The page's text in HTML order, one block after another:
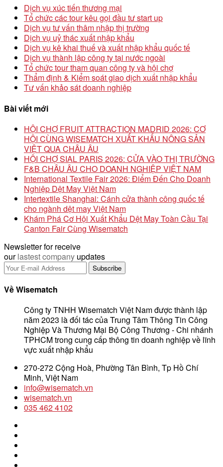
Dịch vụ xúc tiến thương mại
Tổ chức các tour kêu gọi đầu tư start up
Dịch vụ tư vấn thâm nhập thị trường
Dịch vụ uỷ thác xuất nhập khẩu
Dịch vụ kê khai thuế và xuất nhập khẩu quốc tế
Dịch vụ thành lập công ty tại nước ngoài
Tổ chức tour tham quan công ty và hội chợ
Thẩm định & Kiểm soát giao dịch xuất nhập khẩu
Tư vấn khảo sát doanh nghiệp
Bài viết mới
HỘI CHỢ FRUIT ATTRACTION MADRID 2026: CƠ
HỘI CÙNG WISEMATCH XUẤT KHẨU NÔNG SẢN
VIỆT QUA CHÂU ÂU
HỘI CHỢ SIAL PARIS 2026: CỬA VÀO THỊ TRƯỜNG
F&B CHÂU ÂU CHO DOANH NGHIỆP VIỆT NAM
International Textile Fair 2026: Điểm Đến Cho Doanh
Nghiệp Dệt May Việt Nam
Intertextile Shanghai: Cánh cửa thành công quốc tế
cho ngành dệt may Việt Nam
Khám Phá Cơ Hội Xuất Khẩu Dệt May Toàn Cầu Tại
Canton Fair Cùng Wisematch
Newsletter for receive
ourlastest company updates
Về Wisematch
Công ty TNHH Wisematch Việt Nam được thành lập
năm 2023 là đối tác của Trung Tâm Thông Tin Công
Nghiệp Và Thương Mại Bộ Công Thương - Chi nhánh
TPHCM trong cung cấp thông tin doanh nghiệp về lĩnh
vực xuất nhập khẩu
270-272 Cộng Hoà, Phường Tân Bình, Tp Hồ Chí
Minh, Việt Nam
info@wisematch.vn
wisematch.vn
035 462 4102